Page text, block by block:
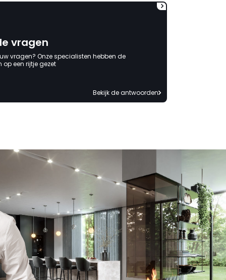
vragen
vragen? Onze specialisten hebben de
een rijtje gezet
Bekijk de antwoorden